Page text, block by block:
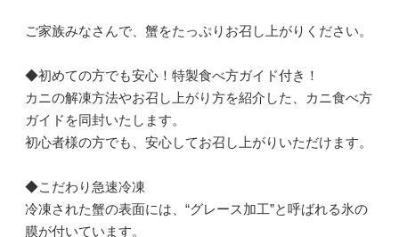
ご家族みなさんで、蟹をたっぷりお召し上がりください。
◆初めての方でも安心！特製食べ方ガイド付き！
カニの解凍方法やお召し上がり方を紹介した、カニ食べ方
ガイドを同封いたします。
初心者様の方でも、安心してお召し上がりいただけます。
◆こだわり急速冷凍
冷凍された蟹の表面には、“グレース加工”と呼ばれる氷の
膜が付いています。